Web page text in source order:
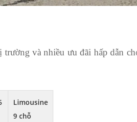
và nhiều ưu đãi hấp dẫn
Limousine
9 chỗ